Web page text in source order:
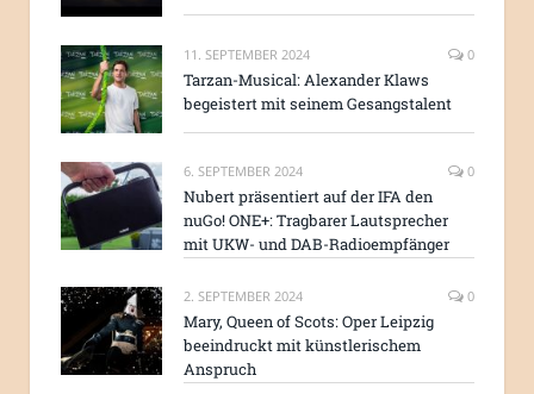
11. SEPTEMBER 2024 0
Tarzan-Musical: Alexander Klaws
begeistert mit seinem Gesangstalent
6. SEPTEMBER 2024 0
Nubert präsentiert auf der IFA den
nuGo! ONE+: Tragbarer Lautsprecher
mit UKW- und DAB-Radioempfänger
2. SEPTEMBER 2024 0
Mary, Queen of Scots: Oper Leipzig
beeindruckt mit künstlerischem
Anspruch